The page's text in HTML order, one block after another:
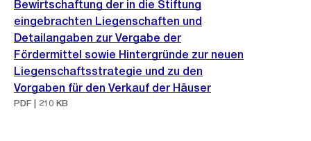
Bewirtschaftung der in die Stiftung
eingebrachten Liegenschaften und
Detailangaben zur Vergabe der
Fördermittel sowie Hintergründe zur neuen
Liegenschaftsstrategie und zu den
Vorgaben für den Verkauf der Häuser
PDF | 210 KB